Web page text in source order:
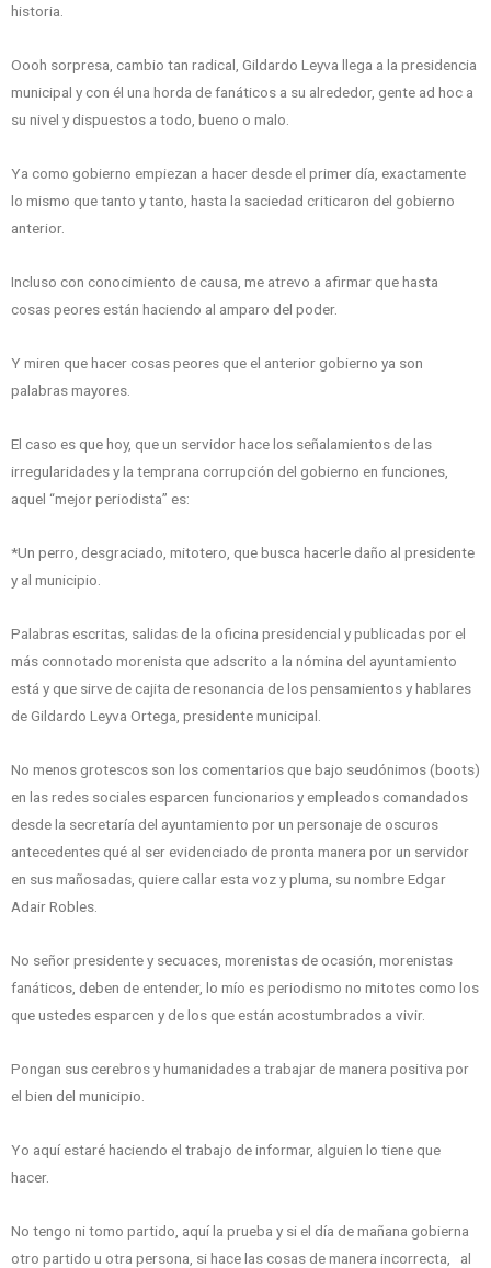
historia.
Oooh sorpresa, cambio tan radical, Gildardo Leyva llega a la presidencia
municipal y con él una horda de fanáticos a su alrededor, gente ad hoc a
su nivel y dispuestos a todo, bueno o malo.
Ya como gobierno empiezan a hacer desde el primer día, exactamente
lo mismo que tanto y tanto, hasta la saciedad criticaron del gobierno
anterior.
Incluso con conocimiento de causa, me atrevo a afirmar que hasta
cosas peores están haciendo al amparo del poder.
Y miren que hacer cosas peores que el anterior gobierno ya son
palabras mayores.
El caso es que hoy, que un servidor hace los señalamientos de las
irregularidades y la temprana corrupción del gobierno en funciones,
aquel “mejor periodista” es:
*Un perro, desgraciado, mitotero, que busca hacerle daño al presidente
y al municipio.
Palabras escritas, salidas de la oficina presidencial y publicadas por el
más connotado morenista que adscrito a la nómina del ayuntamiento
está y que sirve de cajita de resonancia de los pensamientos y hablares
de Gildardo Leyva Ortega, presidente municipal.
No menos grotescos son los comentarios que bajo seudónimos (boots)
en las redes sociales esparcen funcionarios y empleados comandados
desde la secretaría del ayuntamiento por un personaje de oscuros
antecedentes qué al ser evidenciado de pronta manera por un servidor
en sus mañosadas, quiere callar esta voz y pluma, su nombre Edgar
Adair Robles.
No señor presidente y secuaces, morenistas de ocasión, morenistas
fanáticos, deben de entender, lo mío es periodismo no mitotes como los
que ustedes esparcen y de los que están acostumbrados a vivir.
Pongan sus cerebros y humanidades a trabajar de manera positiva por
el bien del municipio.
Yo aquí estaré haciendo el trabajo de informar, alguien lo tiene que
hacer.
No tengo ni tomo partido, aquí la prueba y si el día de mañana gobierna
otro partido u otra persona, si hace las cosas de manera incorrecta, al